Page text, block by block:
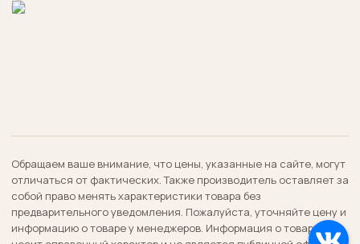
Обращаем ваше внимание, что цены, указанные на сайте, могут
отличаться от фактических. Также производитель оставляет за
собой право менять характеристики товара без
предварительного уведомления. Пожалуйста, уточняйте цену и
информацию о товаре у менеджеров. Информация о товаре